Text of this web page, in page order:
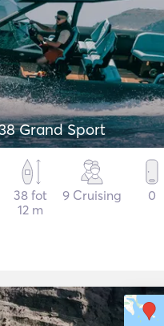
Grand Sport
38 fot
12 m
9 Cruising 0